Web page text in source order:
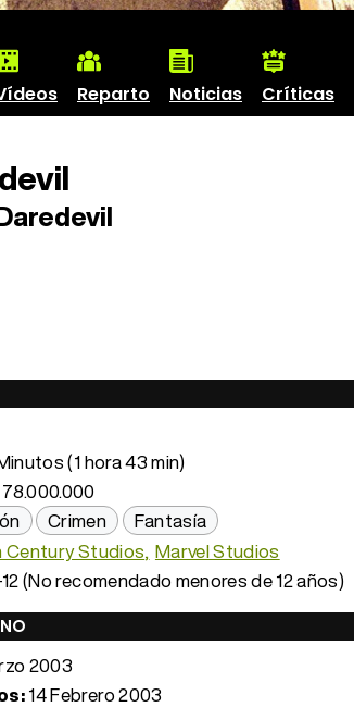
Reparto Noticias Críticas
(1 hora 43 min)
78.000.000
Crimen
Fantasía
Century Studios Marvel Studios
(No recomendado menores de 12 años)
2003
14 Febrero 2003